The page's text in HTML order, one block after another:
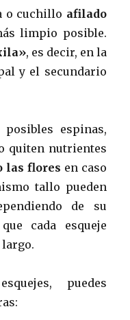
o cuchillo afilado
limpio posible.
, es decir, en la
y el secundario
espinas,
quiten nutrientes
las flores en caso
tallo pueden
de su
cada esqueje
puedes